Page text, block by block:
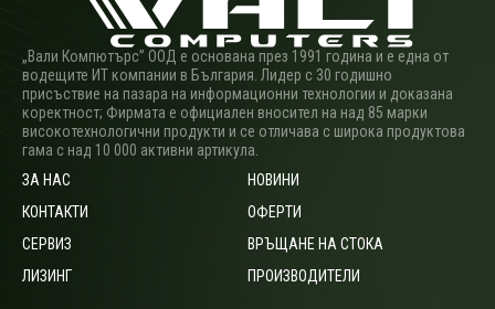
„Вали Компютърс” ООД е основана през 1991 година и е една от
водещите ИТ компании в България. Лидер с 30 годишно
присъствие на пазара на информационни технологии и доказана
коректност; Фирмата е официален вносител на над 85 марки
високотехнологични продукти и се отличава с широка продуктова
гама с над 10 000 активни артикула.
ЗА НАС
КОНТАКТИ
СЕРВИЗ
ЛИЗИНГ
НОВИНИ
ОФЕРТИ
ВРЪЩАНЕ НА СТОКА
ПРОИЗВОДИТЕЛИ